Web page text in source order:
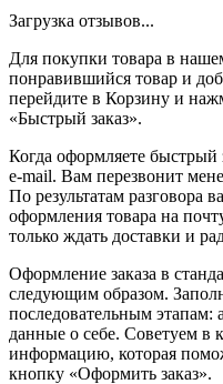
Загрузка отзывов...
Для покупки товара в
понравившийся товар и
перейдите в Корзину и
«Быстрый заказ».
Когда оформляете
e-mail. Вам перезвонит
По результатам разговора
оформления товара на
только ждать доставки и
Оформление заказа в
следующим образом.
последовательным этапам:
данные о себе. Советуем в
информацию, которая
кнопку «Оформить заказ».